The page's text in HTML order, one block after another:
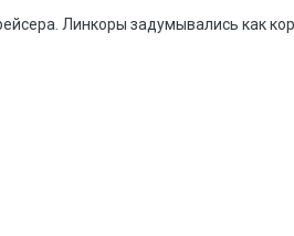
Линкоры задумывались как